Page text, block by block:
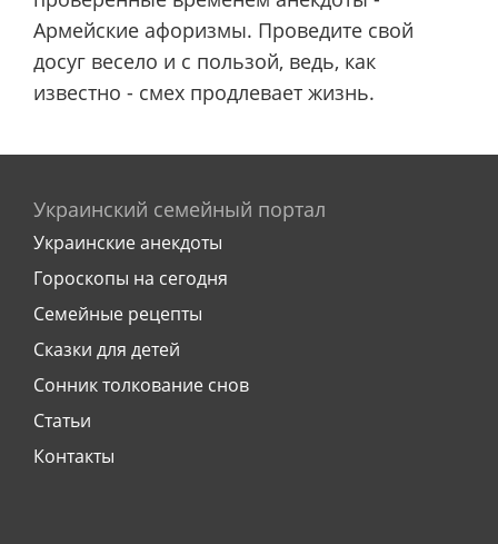
Армейские афоризмы. Проведите свой
досуг весело и с пользой, ведь, как
известно - смех продлевает жизнь.
Украинский семейный портал
Украинские анекдоты
Гороскопы на сегодня
Семейные рецепты
Сказки для детей
Сонник толкование снов
Статьи
Контакты